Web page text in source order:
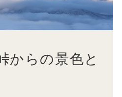
からの景色と